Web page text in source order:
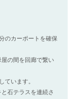
のカーポートを確保
の間を回廊で繋い
ています。
石テラスを連続さ